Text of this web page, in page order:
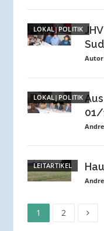
LOKAL|POLITIK
LOKAL|POLITIK
01/
LEITARTIKEL
Seite
1 2